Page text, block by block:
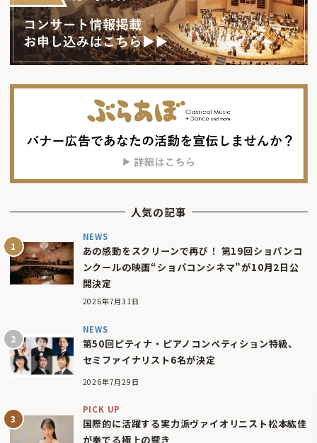
人気の記事
NEWS
あの感動をスクリーンで再び！ 第19回ショパンコ
ンクールの映画“ショパコンシネマ”が10月2日公
開決定
2026年7月31日
NEWS
第50回ピティナ・ピアノコンペティション特級、
セミファイナリスト6名が決定
2026年7月29日
PICK UP
国際的に活躍する実力派ヴァイオリニスト松本紘佳
が奏でる極上の響き